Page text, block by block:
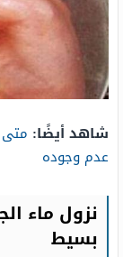
شاهد أيضًا: متى
عدم وجوده
نزول ماء
بسيط